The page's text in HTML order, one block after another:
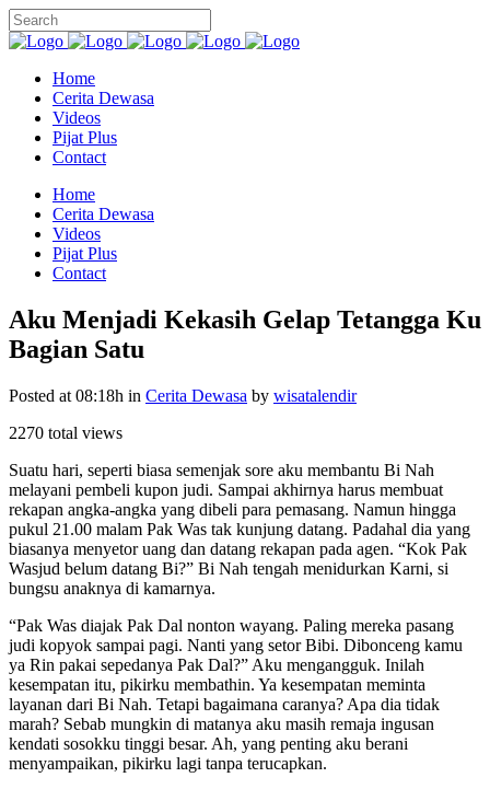
Home
Cerita Dewasa
Videos
Pijat Plus
Contact
Home
Cerita Dewasa
Videos
Pijat Plus
Contact
Aku Menjadi Kekasih Gelap Tetangga Ku
Bagian Satu
Posted at 08:18h in Cerita Dewasa by wisatalendir
2270 total views
Suatu hari, seperti biasa semenjak sore aku membantu Bi Nah
melayani pembeli kupon judi. Sampai akhirnya harus membuat
rekapan angka-angka yang dibeli para pemasang. Namun hingga
pukul 21.00 malam Pak Was tak kunjung datang. Padahal dia yang
biasanya menyetor uang dan datang rekapan pada agen. “Kok Pak
Wasjud belum datang Bi?” Bi Nah tengah menidurkan Karni, si
bungsu anaknya di kamarnya.
“Pak Was diajak Pak Dal nonton wayang. Paling mereka pasang
judi kopyok sampai pagi. Nanti yang setor Bibi. Dibonceng kamu
ya Rin pakai sepedanya Pak Dal?” Aku mengangguk. Inilah
kesempatan itu, pikirku membathin. Ya kesempatan meminta
layanan dari Bi Nah. Tetapi bagaimana caranya? Apa dia tidak
marah? Sebab mungkin di matanya aku masih remaja ingusan
kendati sosokku tinggi besar. Ah, yang penting aku berani
menyampaikan, pikirku lagi tanpa terucapkan.